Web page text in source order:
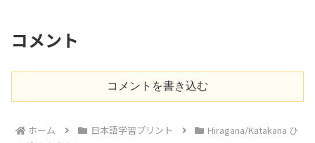
コメント
コメントを書き込む
ホーム 日本語学習プリント
Hiragana/Katakana ひ